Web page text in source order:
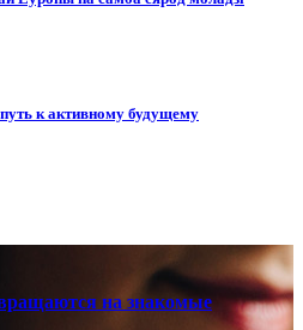
к активному будущему
на знакомые